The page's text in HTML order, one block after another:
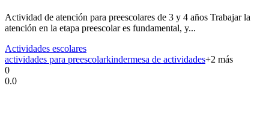
Actividad de atención para preescolares de 3 y 4 años Trabajar la
atención en la etapa preescolar es fundamental, y...
Actividades escolares
actividades para preescolarkindermesa de actividades+2 más
0
0.0